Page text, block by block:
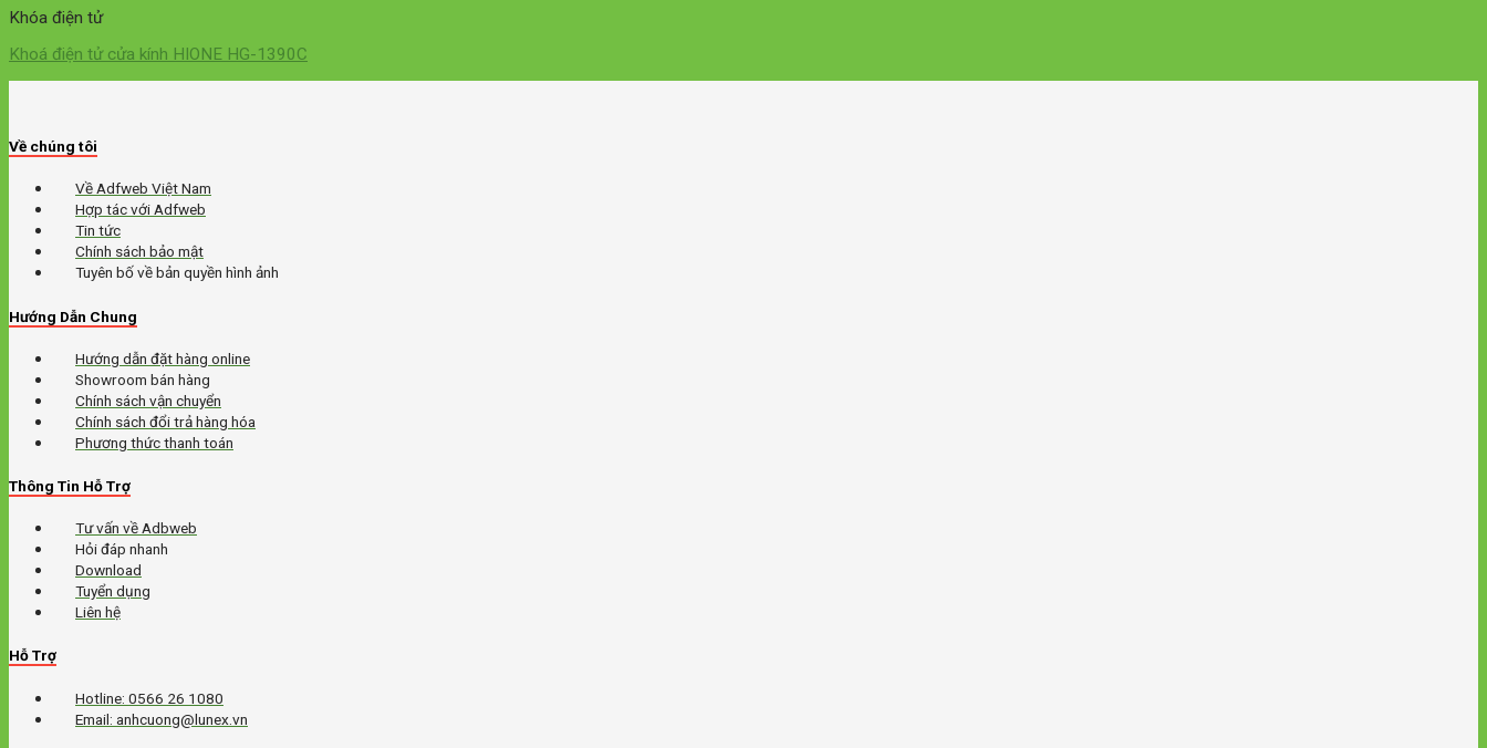
Khóa điện tử
Khoá điện tử cửa kính HIONE HG-1390C
Về chúng tôi
Về Adfweb Việt Nam
Hợp tác với Adfweb
Tin tức
Chính sách bảo mật
Tuyên bố về bản quyền hình ảnh
Hướng Dẫn Chung
Hướng dẫn đặt hàng online
Showroom bán hàng
Chính sách vận chuyển
Chính sách đổi trả hàng hóa
Phương thức thanh toán
Thông Tin Hỗ Trợ
Tư vấn về Adbweb
Hỏi đáp nhanh
Download
Tuyển dụng
Liên hệ
Hỗ Trợ
Hotline: 0566 26 1080
Email: anhcuong@lunex.vn